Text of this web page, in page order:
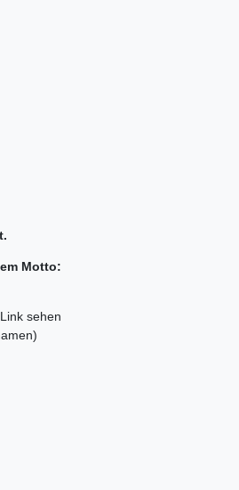
Motto:
sehen